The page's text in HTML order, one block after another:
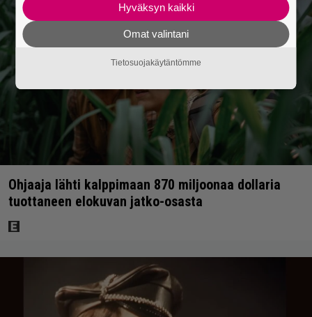
Ohjaaja lähti kalppimaan 870 miljoonaa dollaria
tuottaneen elokuvan jatko-osasta
Hyväksyn kaikki
Omat valintani
Tietosuojakäytäntömme